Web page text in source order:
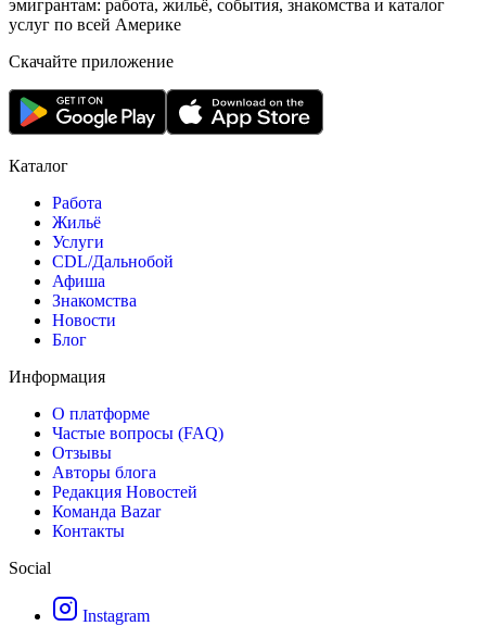
эмигрантам: работа, жильё, события, знакомства и каталог
услуг по всей Америке
Скачайте приложение
Каталог
Работа
Жильё
Услуги
CDL/Дальнобой
Афиша
Знакомства
Новости
Блог
Информация
О платформе
Частые вопросы (FAQ)
Отзывы
Авторы блога
Редакция Новостей
Команда Bazar
Контакты
Social
Instagram